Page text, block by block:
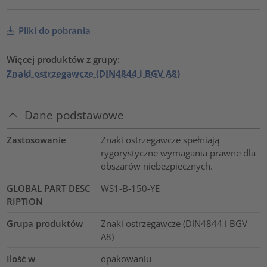
Pliki do pobrania
Więcej produktów z grupy:
Znaki ostrzegawcze (DIN4844 i BGV A8)
Dane podstawowe
Zastosowanie
Znaki ostrzegawcze spełniają
rygorystyczne wymagania prawne dla
obszarów niebezpiecznych.
GLOBAL PART DESC
RIPTION
WS1-B-150-YE
Grupa produktów
Znaki ostrzegawcze (DIN4844 i BGV
A8)
Ilość w
opakowaniu